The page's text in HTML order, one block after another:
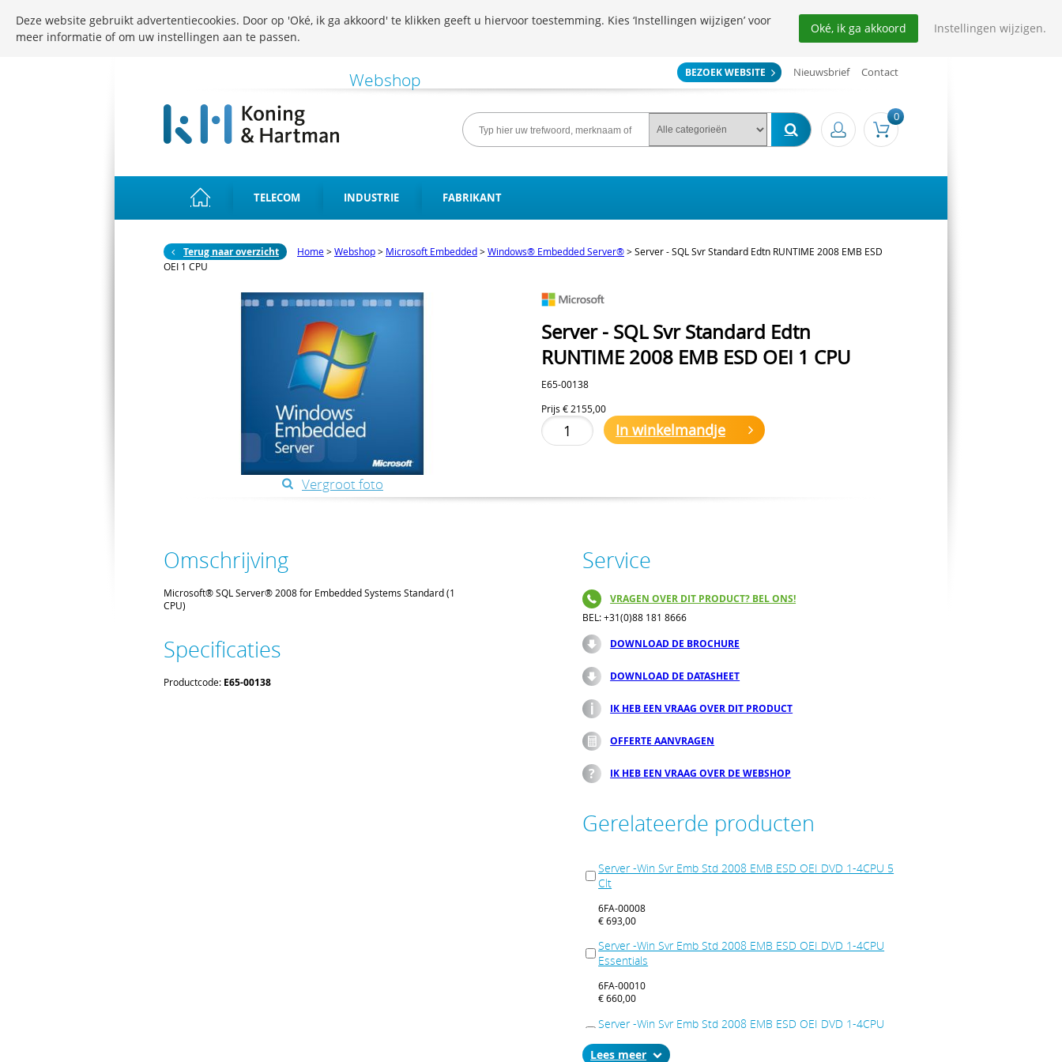
BEZOEK WEBSITE Nieuwsbrief Contact
0
TELECOM INDUSTRIE FABRIKANT
Terug naar overzicht Home>Webshop> Microsoft Embedded>Windows® Embedded Server®>Server - SQL Svr Standard Edtn RUNTIME 2008 EMB ESD
OEI 1 CPU
Vergroot foto
Server - SQL Svr Standard Edtn
RUNTIME 2008 EMB ESD OEI 1 CPU
E65-00138
Prijs € 2155,00
In winkelmandje
Omschrijving
Microsoft® SQL Server® 2008 for Embedded Systems Standard (1
CPU)
Specificaties
Productcode: E65-00138
Service
VRAGEN OVER DIT PRODUCT? BEL ONS!
BEL: +31(0)88 181 8666
DOWNLOAD DE BROCHURE
DOWNLOAD DE DATASHEET
IK HEB EEN VRAAG OVER DIT PRODUCT
OFFERTE AANVRAGEN
IK HEB EEN VRAAG OVER DE WEBSHOP
Gerelateerde producten
Server -Win Svr Emb Std 2008 EMB ESD OEI DVD 1-4CPU 5
Clt
6FA-00008
€ 693,00
Server -Win Svr Emb Std 2008 EMB ESD OEI DVD 1-4CPU
Essentials
6FA-00010
€ 660,00
Server -Win Svr Emb Std 2008 EMB ESD OEI DVD 1-4CPU
Lees
Deze website gebruikt advertentiecookies. Door op 'Oké, ik ga akkoord' te klikken geeft u hiervoor toestemming. Kies ‘Instellingen wijzigen’ voor
meer informatie of om uw instellingen aan te passen.
Oké, ik ga akkoord Instellingen wijzigen.